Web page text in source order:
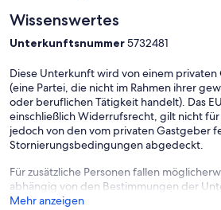
Wissenswertes
Unterkunftsnummer5732481
Diese Unterkunft wird von einem
(eine Partei, die nicht im Rahmen ihrer
oder beruflichen Tätigkeit handelt). Das
einschließlich Widerrufsrecht, gilt nicht
jedoch von den vom privaten Gastgeber
Stornierungsbedingungen abgedeckt.
Für zusätzliche Personen fallen
abhängig von den Bestimmungen der
Mehr anzeigen